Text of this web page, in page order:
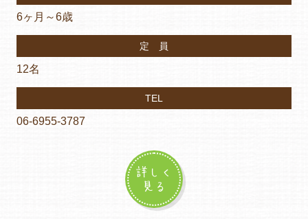
6ヶ月～6歳
定 員
12名
TEL
06-6955-3787
詳しく
見る